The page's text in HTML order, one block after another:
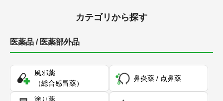
カテゴリから探す
医薬品 / 医薬部外品
風邪薬
（総合感冒薬）
鼻炎薬 / 点鼻薬